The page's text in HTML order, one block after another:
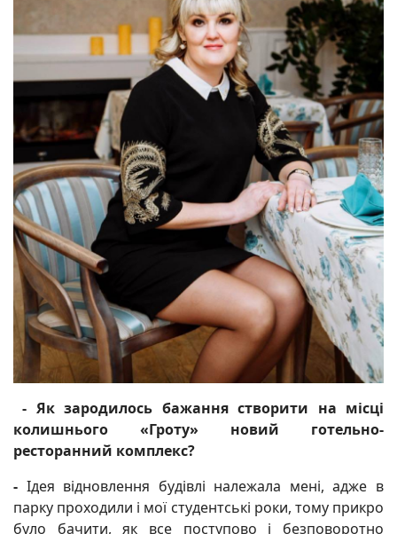
- Як зародилось бажання створити на місці
колишнього «Гроту» новий готельно-
ресторанний комплекс?
- Ідея відновлення будівлі належала мені, адже в
парку проходили і мої студентські роки, тому прикро
було бачити, як все поступово і безповоротно